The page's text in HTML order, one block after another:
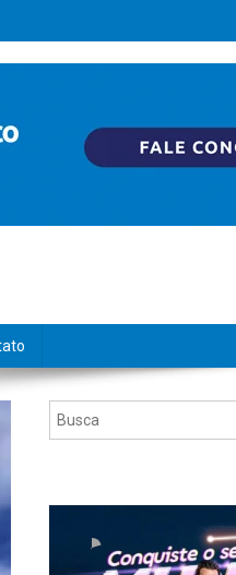
Pesquisar